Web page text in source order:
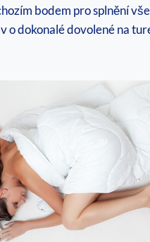
bodem pro splnění
o dokonalé dovolené na